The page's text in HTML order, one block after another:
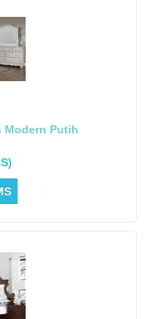
Modern Putih